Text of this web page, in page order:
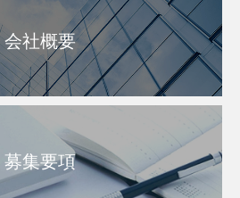
会社概要
募集要項